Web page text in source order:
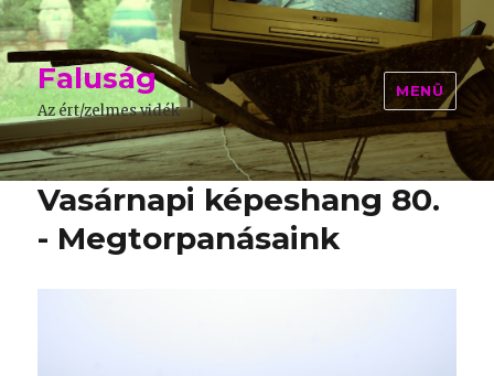
Faluság
Az ért/zelmes vidék
MENÜ
Vasárnapi képeshang 80.
- Megtorpanásaink